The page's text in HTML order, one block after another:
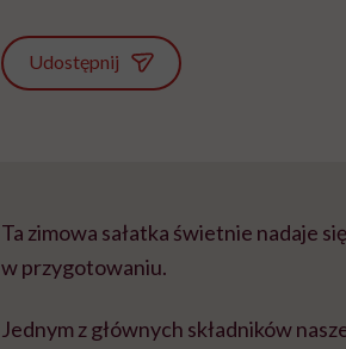
Udostępnij
Ta zimowa sałatka świetnie nadaje
w przygotowaniu.
Jednym z głównych składników